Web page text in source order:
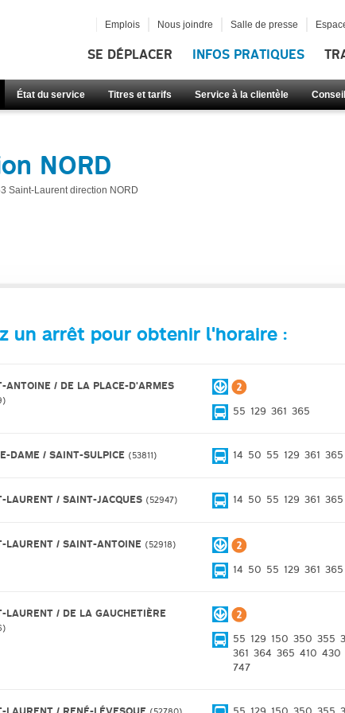
SE DÉPLACER INFOS PRATIQUES
État du service Titres et tarifs Service à la clientèle
Emplois Nous joindre Salle de presse
NORD
Saint-Laurent direction NORD
un arrêt pour obtenir l'horaire :
ANTOINE / DE LA PLACE-D'ARMES
55 129 361 365
DAME / SAINT-SULPICE 53811 14 50 55 129 361 365
LAURENT / SAINT-JACQUES 52947 14 50 55 129 361 365
LAURENT / SAINT-ANTOINE 52918
14 50 55 129 361 365
LAURENT / DE LA GAUCHETIÈRE
55 129 150 350 355
361 364 365 410 430
747